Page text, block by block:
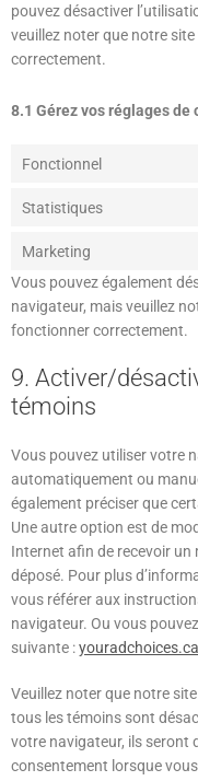
pouvez désactiver
veuillez noter que notre
correctement.
8.1 Gérez vos réglages de
Fonctionnel
Statistiques
Marketing
Vous pouvez également
navigateur, mais veuillez
fonctionner correctement.
9. Activer/
témoins
Vous pouvez utiliser votre
automatiquement ou
également préciser que
Une autre option est de
Internet afin de recevoir un
déposé. Pour plus
vous référer aux
navigateur. Ou vous
suivante :youradchoices.ca
Veuillez noter que notre
tous les témoins sont
votre navigateur, ils seront
consentement lorsque